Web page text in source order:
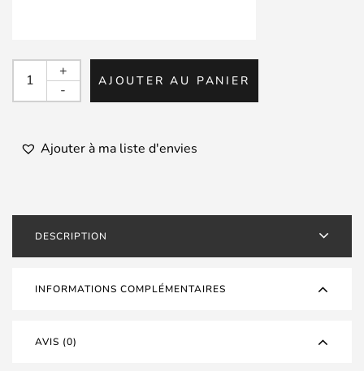
quantité
Equo
-
+
AJOUTER AU PANIER
Ajouter à ma liste d'envies
DESCRIPTION
INFORMATIONS COMPLÉMENTAIRES
AVIS (0)